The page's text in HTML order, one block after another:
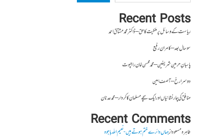
Recent Posts
ریاست کے وسائل پر ملکیت کا حق – ڈاکٹر محمد مشتاق احمد
سو سال بعد – کامران رفیع
پاسبانِ حرمین شریفین – محمد محسن خان راجپوت
دوسرا رخ – آصف امین
منافق کی چار نشانیاں اور ایک سچے مسلمان کا کردار – محمد عدنان
Recent Comments
طاہرہ مسعودازجہاں دائرے ختم ہوتے ہیں- نعیم اللہ باجوہ